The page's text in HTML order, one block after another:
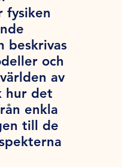
fysiken
beskrivas
och
av
hur det
enkla
till de